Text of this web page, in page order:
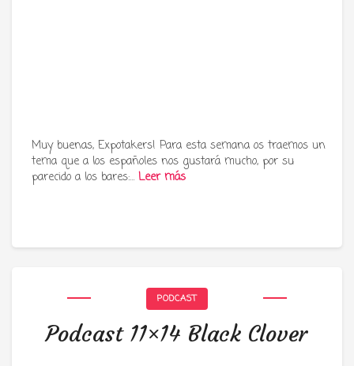
Muy buenas, Expotakers! Para esta semana os traemos un
tema que a los españoles nos gustará mucho, por su
parecido a los bares:… Leer más
PODCAST
Podcast 11×14 Black Clover